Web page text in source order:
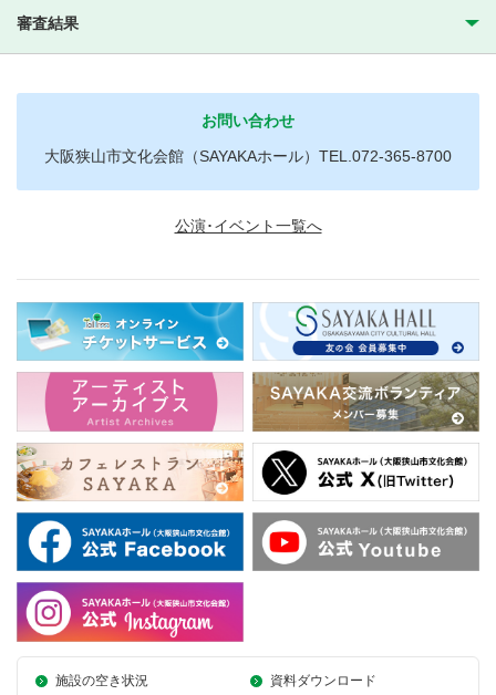
審査結果
お問い合わせ
大阪狭山市文化会館（SAYAKAホール）TEL.072-365-8700
公演･イベント一覧へ
施設の空き状況
資料ダウンロード